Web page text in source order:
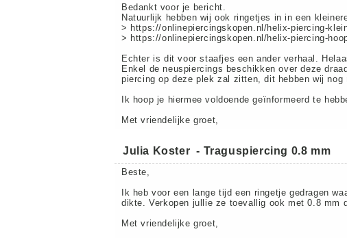
Bedankt voor je bericht.
Natuurlijk hebben wij ook ringetjes in in een
> https://onlinepiercingskopen.nl/helix-piercing-
> https://onlinepiercingskopen.nl/helix-piercing-
Echter is dit voor staafjes een ander verhaal.
Enkel de neuspiercings beschikken over deze
piercing op deze plek zal zitten, dit hebben wij nog
Ik hoop je hiermee voldoende geïnformeerd te
Met vriendelijke groet,
Julia Koster - Traguspiercing 0.8 mm
Beste,
Ik heb voor een lange tijd een ringetje gedragen
dikte. Verkopen jullie ze toevallig ook met 0.8 mm
Met vriendelijke groet,